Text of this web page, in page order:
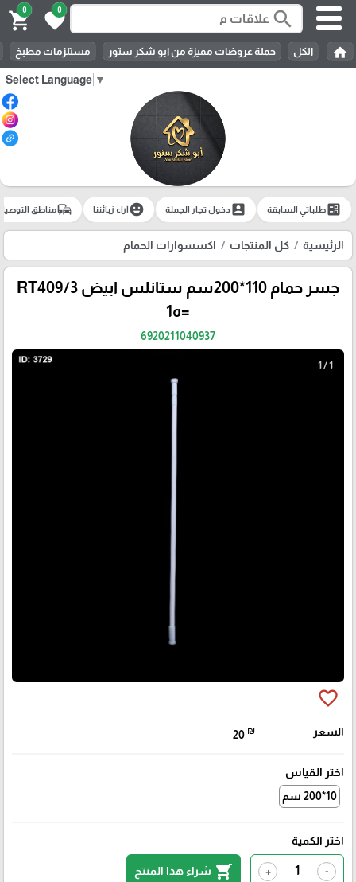
Select Language ▼
search
0
favorite
0
shopping_cart
home الكل حملة عروضات مميزة من ابو شكر ستور مستلزمات مطبخ
ballotطلباتي السابقة account_boxدخول تجار الجملة emoji_emotionsآراء زبائننا commuteمناطق
الرئيسية كل المنتجات اكسسوارات الحمام
جسر حمام 110*200سم ستانلس ابيض RT409/3
=ه1
6920211040937
1 / 1
favorite_border
السعر 20 ₪
اختر القياس
10*200 سم
اختر الكمية
-
+
shopping_cart شراء هذا المنتج